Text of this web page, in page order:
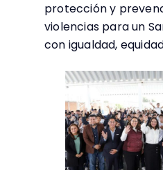
protección y
violencias para un
con igualdad,